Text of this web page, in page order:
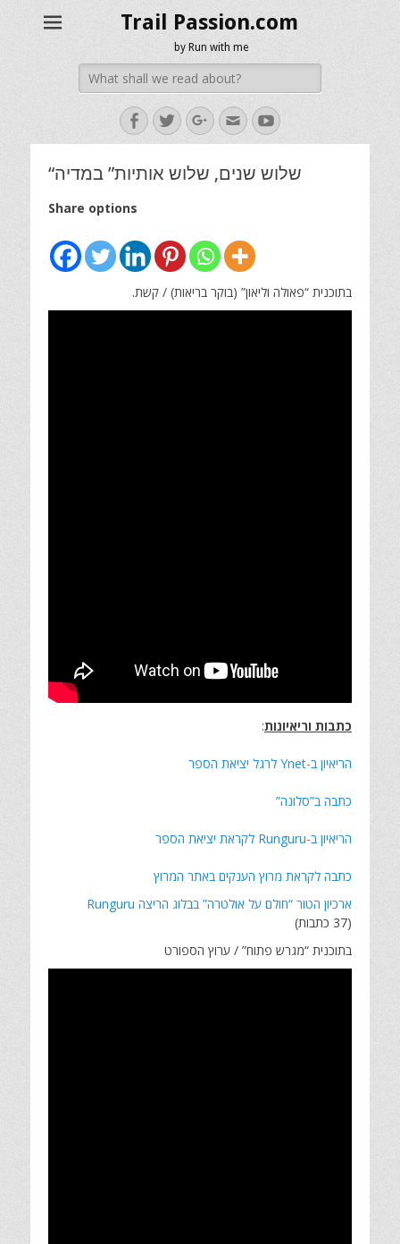
Trail Passion.com
by Run with me
Search
for:
Facebook
TwitterGoogleplus
EmailYouTube
“שלוש שנים, שלוש אותיות” במדיה
Share options
בתוכנית “פאולה וליאון” (בוקר בריאות) / קשת.
כתבות וריאיונות:
הריאיון ב-Ynet לרגל יציאת הספר
כתבה ב”סלונה”
הריאיון ב-Runguru לקראת יציאת הספר
כתבה לקראת מרוץ הענקים באתר המרוץ
ארכיון הטור “חולם על אולטרה” בבלוג הריצה Runguru
(37 כתבות)
בתוכנית “מגרש פתוח” / ערוץ הספורט